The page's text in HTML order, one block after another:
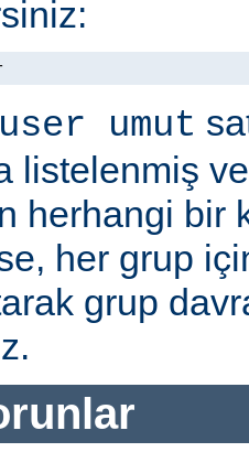
umut
listelenmiş
herhangi bir
her grup
grup